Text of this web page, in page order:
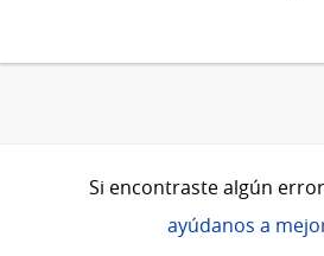
Si encontraste algún
ayúdanos a